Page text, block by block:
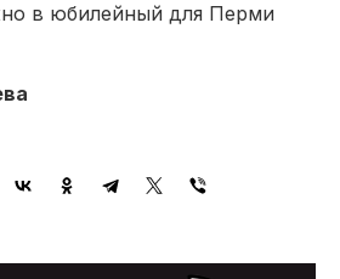
в юбилейный для Перми